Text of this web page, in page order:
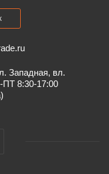
Западная, вл.
8:30-17:00